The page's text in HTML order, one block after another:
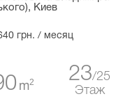
Киев
грн. / месяц
m2 23 25
Этаж